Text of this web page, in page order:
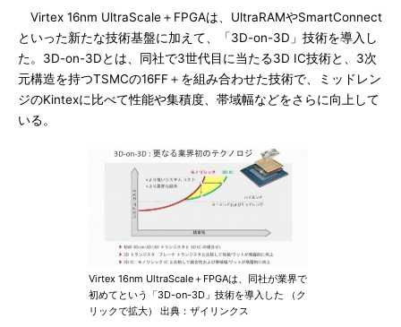
Virtex 16nm UltraScale＋FPGAは、UltraRAMやSmartConnect
といった新たな技術基盤に加えて、「3D-on-3D」技術を導入し
た。3D-on-3Dとは、同社で3世代目に当たる3D IC技術と、3次
元構造を持つTSMCの16FF＋を組み合わせた技術で、ミッドレン
ジのKintexに比べて性能や集積度、帯域幅などをさらに向上して
いる。
Virtex 16nm UltraScale＋FPGAは、同社が業界で
初めてという「3D-on-3D」技術を導入した （ク
リックで拡大） 出典：ザイリンクス